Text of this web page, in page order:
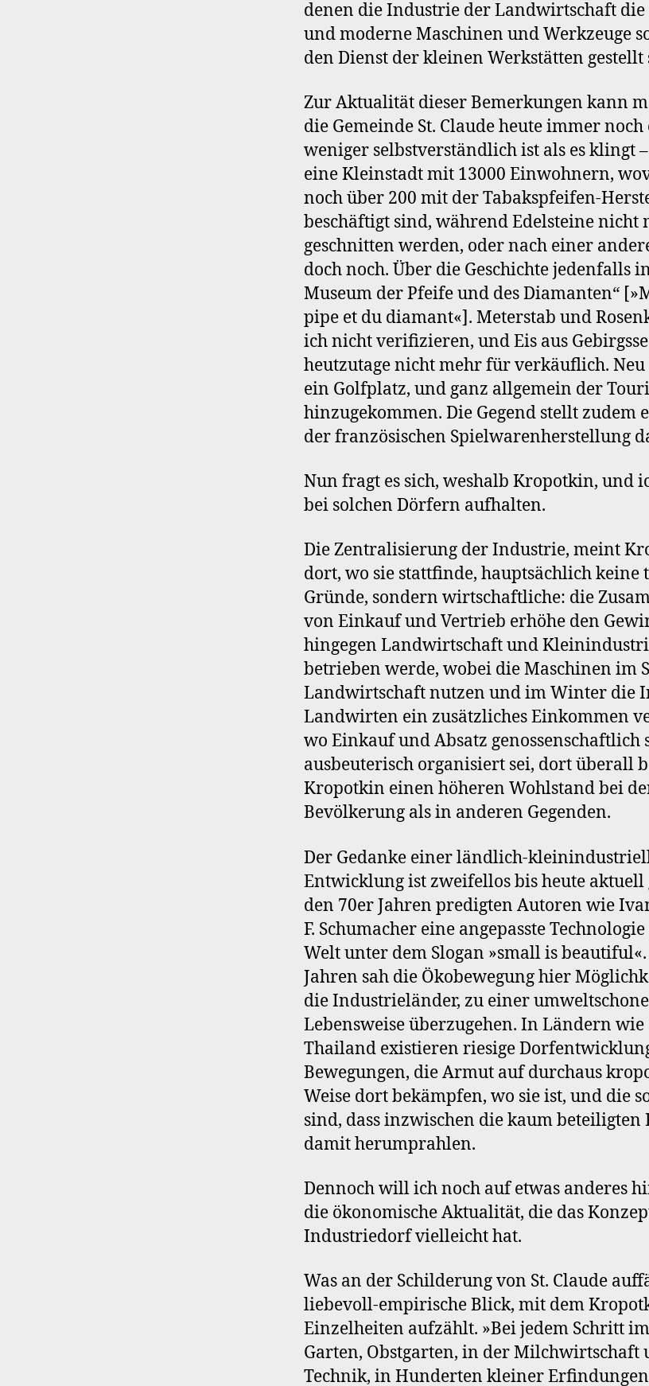
denen die Industrie der Landwirtschaft
und moderne Maschinen und Werkzeuge
den Dienst der kleinen Werkstätten gestellt
Zur Aktualität dieser Bemerkungen kann
die Gemeinde St. Claude heute immer
weniger selbstverständlich ist als es klingt
eine Kleinstadt mit 13000 Einwohnern,
noch über 200 mit der Tabakspfeifen-
beschäftigt sind, während Edelsteine nicht
geschnitten werden, oder nach einer
doch noch. Über die Geschichte jedenfalls
Museum der Pfeife und des Diamanten“
pipe et du diamant«]. Meterstab und
ich nicht verifizieren, und Eis aus
heutzutage nicht mehr für verkäuflich. Neu
ein Golfplatz, und ganz allgemein der
hinzugekommen. Die Gegend stellt zudem
der französischen Spielwarenherstellung
Nun fragt es sich, weshalb Kropotkin, und
bei solchen Dörfern aufhalten.
Die Zentralisierung der Industrie, meint
dort, wo sie stattfinde, hauptsächlich keine
Gründe, sondern wirtschaftliche: die
von Einkauf und Vertrieb erhöhe den
hingegen Landwirtschaft und
betrieben werde, wobei die Maschinen im
Landwirtschaft nutzen und im Winter die
Landwirten ein zusätzliches Einkommen
wo Einkauf und Absatz genossenschaftlich
ausbeuterisch organisiert sei, dort überall
Kropotkin einen höheren Wohlstand bei
Bevölkerung als in anderen Gegenden.
Der Gedanke einer ländlich-
Entwicklung ist zweifellos bis heute
den 70er Jahren predigten Autoren wie
F. Schumacher eine angepasste
Welt unter dem Slogan »small is
Jahren sah die Ökobewegung hier
die Industrieländer, zu einer
Lebensweise überzugehen. In Ländern
Thailand existieren riesige
Bewegungen, die Armut auf durchaus
Weise dort bekämpfen, wo sie ist, und die
sind, dass inzwischen die kaum beteiligten
damit herumprahlen.
Dennoch will ich noch auf etwas anderes
die ökonomische Aktualität, die das
Industriedorf vielleicht hat.
Was an der Schilderung von St. Claude
liebevoll-empirische Blick, mit dem
Einzelheiten aufzählt. »Bei jedem Schritt
Garten, Obstgarten, in der Milchwirtschaft
Technik, in Hunderten kleiner